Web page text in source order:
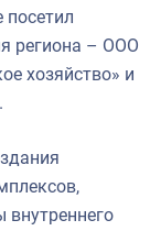
посетил
региона – ООО
хозяйство» и
внутреннего